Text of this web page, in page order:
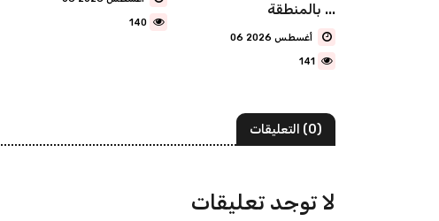
140
بالمنطقة ...
141
(0) التعليقات
لا توجد تعليقات